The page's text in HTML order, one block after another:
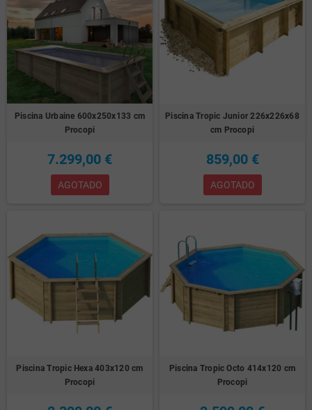
Piscina Urbaine 600x250x133 cm
Procopi
7.299,00 €
AGOTADO
Piscina Tropic Junior 226x226x68
cm Procopi
859,00 €
AGOTADO
Piscina Tropic Hexa 403x120 cm
Procopi
Piscina Tropic Octo 414x120 cm
Procopi